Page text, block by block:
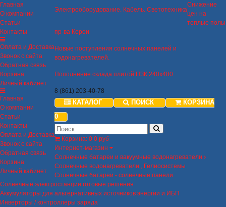
Главная
О компании
Статьи
Контакты
Оплата и Доставка
Звонок с сайта
Обратная связь
Корзина
Личный кабинет
Главная
О компании
Статьи
Контакты
Оплата и Доставка
Звонок с сайта
Обратная связь
Корзина
Личный кабинет
Электрооборудование. Кабель. Светотехника
Снижение
цен на
теплые полы
пр-ва Кореи
Новые поступления солнечных панелей и
водонагревателей.
Пополнение склада плитой ПЗК 240х480
8 (861) 203-40-78
КАТАЛОГ ПОИСК
КОРЗИНА
0
Корзина: 0 0 руб
Интернет-магазин
Солнечные батареи и вакуумные водонагреватели
Солнечные водонагреватели , Гелиосистемы
Солнечные батареи - солнечные панели
Солнечные электростанции готовые решения
Аккумуляторы для альтернативных источников энергии и ИБП
Инверторы / контроллеры заряда